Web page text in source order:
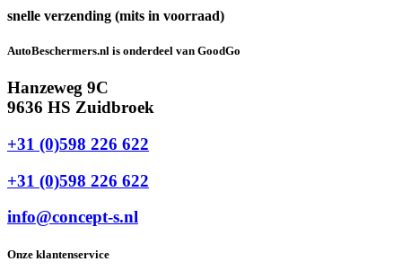
snelle verzending (mits in voorraad)
AutoBeschermers.nl is onderdeel van GoodGo
Hanzeweg 9C
9636 HS Zuidbroek
+31 (0)598 226 622
+31 (0)598 226 622
info@concept-s.nl
Onze klantenservice